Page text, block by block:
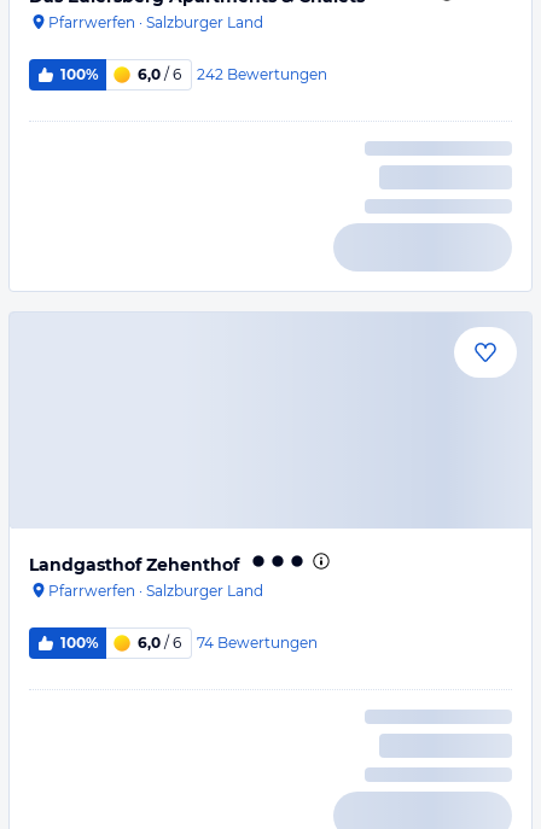
Pfarrwerfen · Salzburger Land
100% 6,0 / 6 242 Bewertungen
Landgasthof Zehenthof
Pfarrwerfen · Salzburger Land
100% 6,0 / 6 74 Bewertungen